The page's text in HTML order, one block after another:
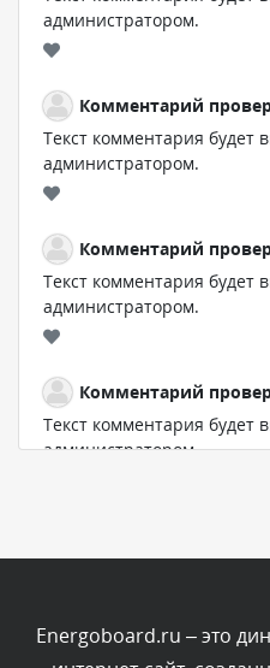
администратором.
Комментарий
Текст комментария будет
администратором.
Комментарий
Текст комментария будет
администратором.
Комментарий
Текст комментария будет
администратором.
Energoboard.ru – это